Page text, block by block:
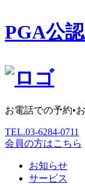
PGA公
お電話での予約•
TEL.03-6284-0711
会員の方はこちら
お知らせ
サービス